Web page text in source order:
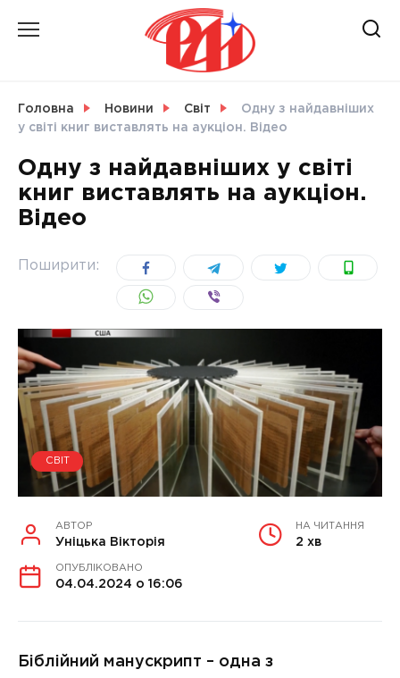
Головна Новини Світ
Одну з найдавніших
у світі книг виставлять на аукціон. Відео
Одну з найдавніших у світі
книг виставлять на аукціон.
Відео
Поширити:
СВІТ
АВТОР
Уніцька Вікторія
НА ЧИТАННЯ
2 хв
ОПУБЛІКОВАНО
04.04.2024 о 16:06
Біблійний манускрипт – одна з